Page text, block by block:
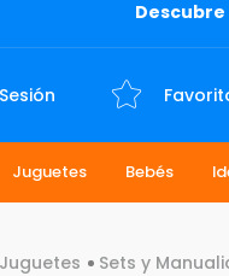
Descubre
Juguetes Bebés
Juguetes Sets y